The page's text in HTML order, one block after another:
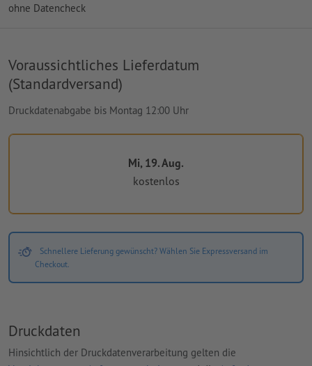
ohne Datencheck
Voraussichtliches Lieferdatum
(Standardversand)
Druckdatenabgabe bis Montag 12:00 Uhr
Mi, 19. Aug.
kostenlos
Schnellere Lieferung gewünscht? Wählen Sie Expressversand im
Checkout.
Druckdaten
Hinsichtlich der Druckdatenverarbeitung gelten die